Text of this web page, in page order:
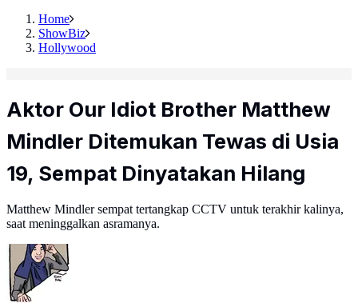
Home
ShowBiz
Hollywood
Aktor Our Idiot Brother Matthew
Mindler Ditemukan Tewas di Usia
19, Sempat Dinyatakan Hilang
Matthew Mindler sempat tertangkap CCTV untuk terakhir kalinya,
saat meninggalkan asramanya.